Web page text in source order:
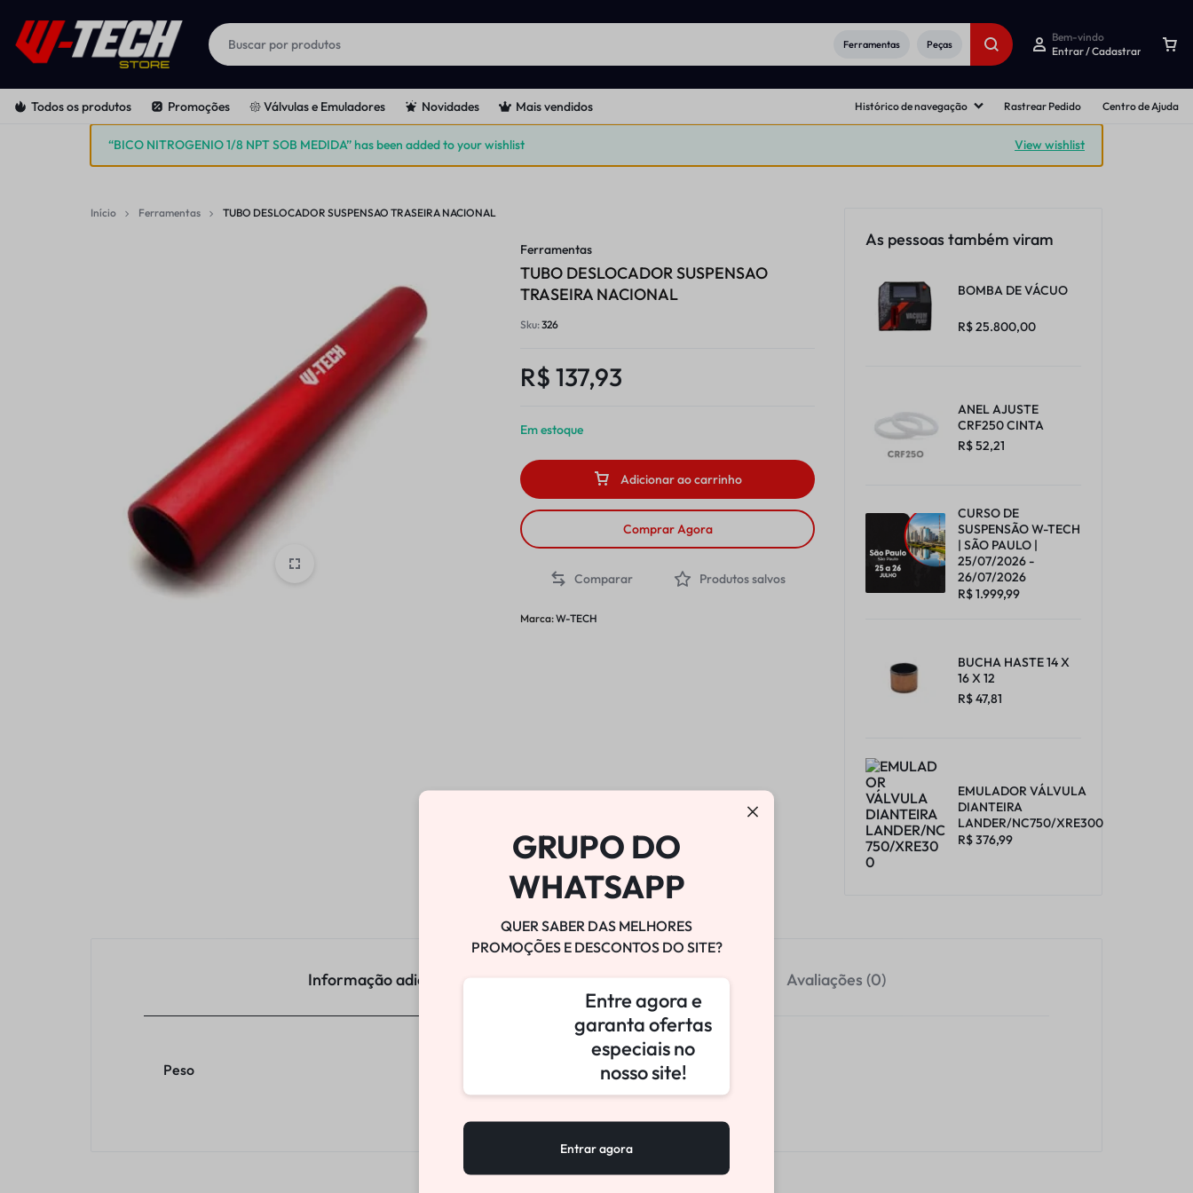
W-
SUSPENSÕES
PEÇAS
FERRAMENTAS
MOTOCROSS
Ferramentas Peças
Bem-vindo
Entrar / Cadastrar
Todos os produtos Promoções 𑁍 Válvulas e Emuladores Novidades Mais vendidos Histórico de navegação Rastrear Pedido Centro de Ajuda
View wishlist
“BICO NITROGENIO 1/8 NPT SOB MEDIDA” has been added to your wishlist
Início Ferramentas TUBO DESLOCADOR SUSPENSAO TRASEIRA NACIONAL
Ferramentas
TUBO DESLOCADOR SUSPENSAO
TRASEIRA NACIONAL
Sku:326
R$ 137,93
Em estoque
Adicionar ao carrinho
Comprar Agora
Comparar Produtos salvos
Marca:W-TECH
As pessoas também viram
BOMBA DE VÁCUO
R$25.800,00
ANEL AJUSTE
CRF250 CINTA
R$52,21
CURSO DE
SUSPENSÃO W-TECH
| SÃO PAULO |
25/07/2026 -
26/07/2026
R$1.999,99
BUCHA HASTE 14 X
16 X 12
R$47,81
EMULADOR VÁLVULA
DIANTEIRA
LANDER/NC750/XRE300
R$376,99
Informação adicional Avaliações (0)
Peso
GRUPO DO
WHATSAPP
QUER SABER DAS MELHORES
PROMOÇÕES E DESCONTOS DO SITE?
Entre agora e
garanta ofertas
especiais no
nosso site!
Entrar agora